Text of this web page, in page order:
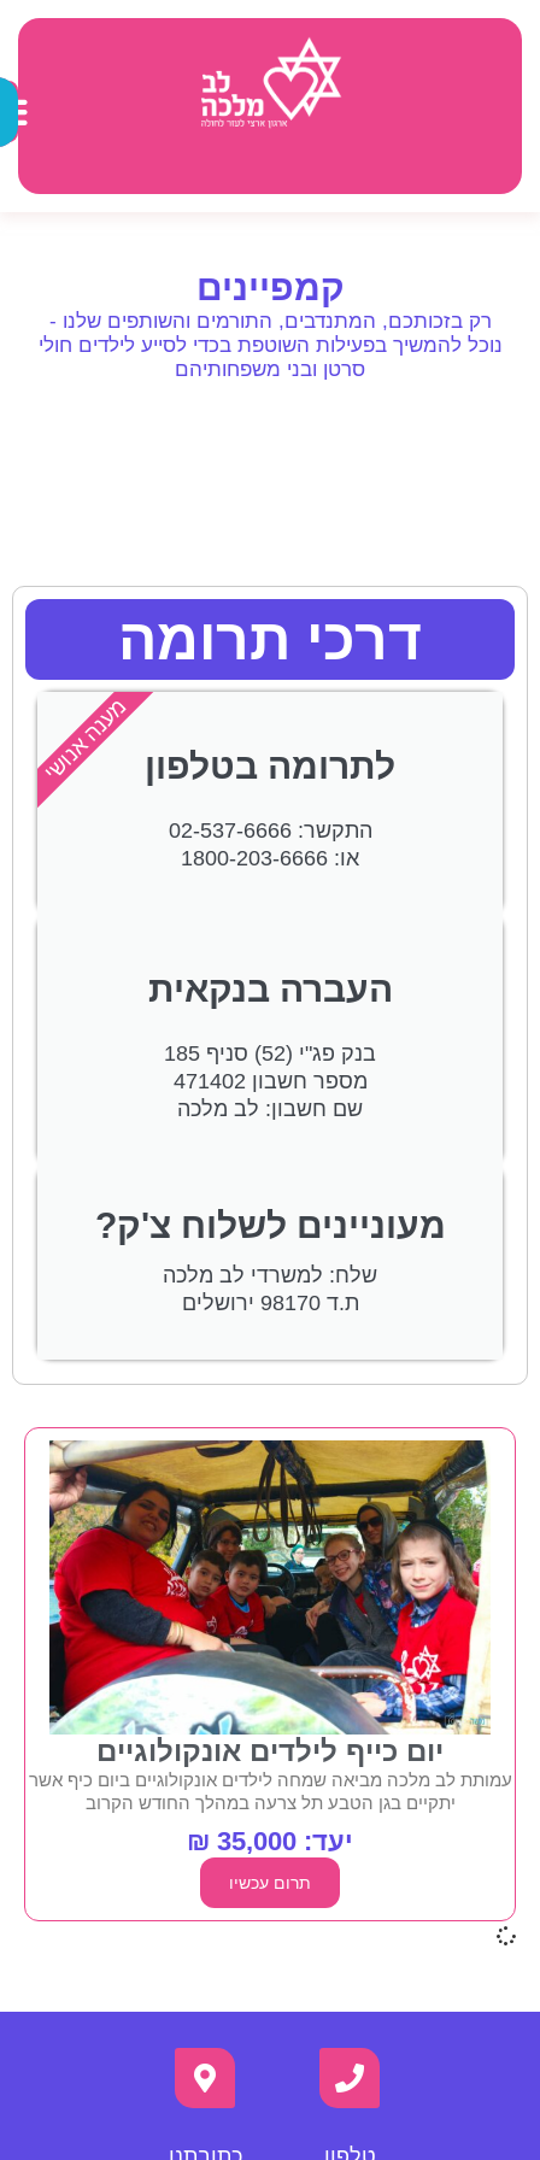
קמפיינים
רק בזכותכם, המתנדבים, התורמים והשותפים שלנו -
נוכל להמשיך בפעילות השוטפת בכדי לסייע לילדים חולי
סרטן ובני משפחותיהם
דרכי תרומה
לתרומה בטלפון
התקשר: 02-537-6666
או: 1800-203-6666
מענה אנושי
העברה בנקאית
בנק פג"י (52) סניף 185
מספר חשבון 471402
שם חשבון: לב מלכה
מעוניינים לשלוח צ'ק?
שלח: למשרדי לב מלכה
ת.ד 98170 ירושלים
יום כייף לילדים אונקולוגיים
עמותת לב מלכה מביאה שמחה לילדים אונקולוגיים ביום כיף אשר
יתקיים בגן הטבע תל צרעה במהלך החודש הקרוב
יעד: 35,000 ₪
תרום עכשיו